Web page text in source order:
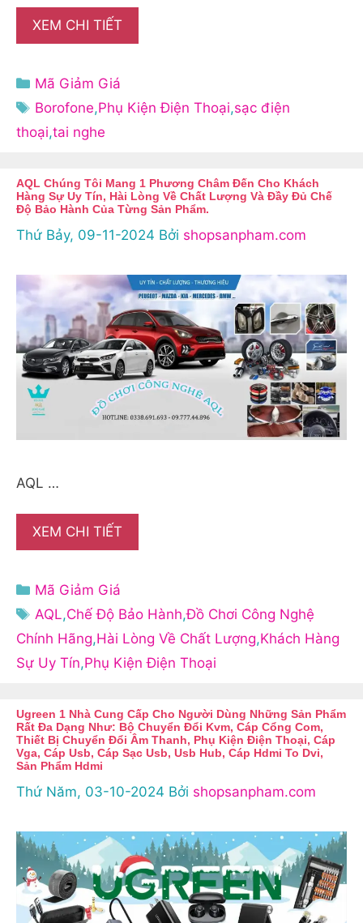
XEM CHI TIẾT
Danh
mục
Mã Giảm Giá
Thẻ
Borofone,Phụ Kiện Điện Thoại,sạc điện
thoại,tai nghe
AQL Chúng Tôi Mang 1 Phương Châm Đến Cho Khách
Hàng Sự Uy Tín, Hài Lòng Về Chất Lượng Và Đầy Đủ Chế
Độ Bảo Hành Của Từng Sản Phẩm.
Thứ Bảy, 09-11-2024 Bởi shopsanpham.com
AQL …
XEM CHI TIẾT
Danh
mục
Mã Giảm Giá
Thẻ
AQL,Chế Độ Bảo Hành,Đồ Chơi Công Nghệ
Chính Hãng,Hài Lòng Về Chất Lượng,Khách Hàng
Sự Uy Tín,Phụ Kiện Điện Thoại
Ugreen 1 Nhà Cung Cấp Cho Người Dùng Những Sản Phẩm
Rất Đa Dạng Như: Bộ Chuyển Đổi Kvm, Cáp Cổng Com,
Thiết Bị Chuyển Đổi Âm Thanh, Phụ Kiện Điện Thoại, Cáp
Vga, Cáp Usb, Cáp Sạc Usb, Usb Hub, Cáp Hdmi To Dvi,
Sản Phẩm Hdmi
Thứ Năm, 03-10-2024 Bởi shopsanpham.com